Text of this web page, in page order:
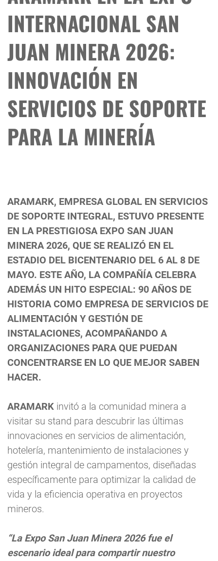
INTERNACIONAL SAN
JUAN MINERA 2026:
INNOVACIÓN EN
SERVICIOS DE SOPORTE
PARA LA MINERÍA
ARAMARK, EMPRESA GLOBAL EN SERVICIOS
DE SOPORTE INTEGRAL, ESTUVO PRESENTE
EN LA PRESTIGIOSA EXPO SAN JUAN
MINERA 2026, QUE SE REALIZÓ EN EL
ESTADIO DEL BICENTENARIO DEL 6 AL 8 DE
MAYO. ESTE AÑO, LA COMPAÑÍA CELEBRA
ADEMÁS UN HITO ESPECIAL: 90 AÑOS DE
HISTORIA COMO EMPRESA DE SERVICIOS DE
ALIMENTACIÓN Y GESTIÓN DE
INSTALACIONES, ACOMPAÑANDO A
ORGANIZACIONES PARA QUE PUEDAN
CONCENTRARSE EN LO QUE MEJOR SABEN
HACER.
ARAMARK invitó a la comunidad minera a
visitar su stand para descubrir las últimas
innovaciones en servicios de alimentación,
hotelería, mantenimiento de instalaciones y
gestión integral de campamentos, diseñadas
específicamente para optimizar la calidad de
vida y la eficiencia operativa en proyectos
mineros.
“La Expo San Juan Minera 2026 fue el
escenario ideal para compartir nuestro